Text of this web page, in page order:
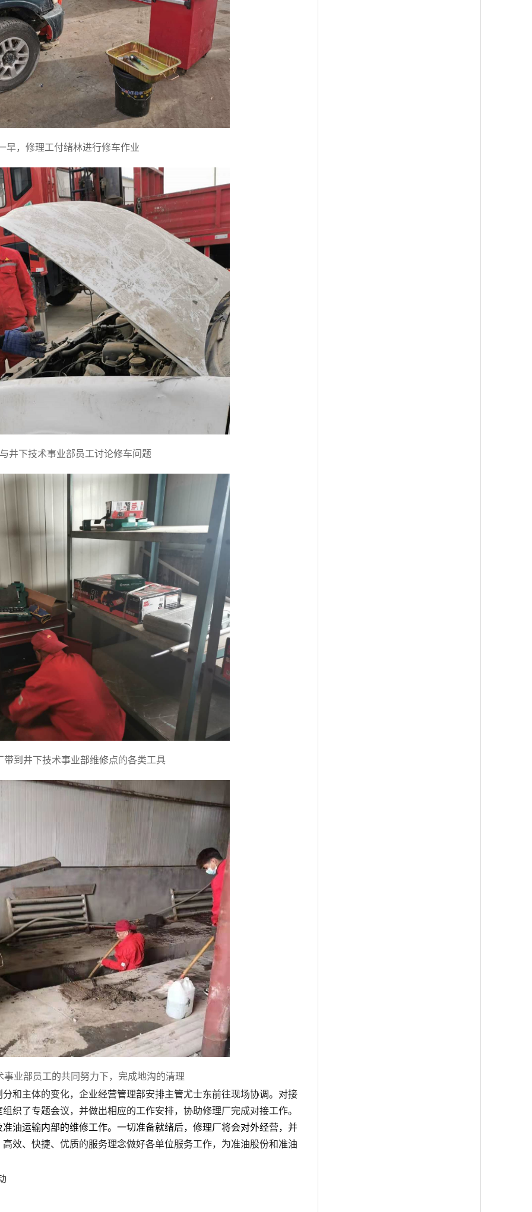
早，修理工付绪林进行修车作业
井下技术事业部员工讨论修车问题
带到井下技术事业部维修点的各类工具
事业部员工的共同努力下，完成地沟的清理
和主体的变化，企业经营管理部安排主管尤士东前往现场协调。对接
织了专题会议，并做出相应的工作安排，协助修理厂完成对接工作。
油运输内部的维修工作。一切准备就绪后，修理厂将会对外经营，并
效、快捷、优质的服务理念做好各单位服务工作，为准油股份和准油